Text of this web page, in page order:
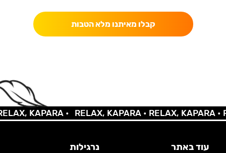
קבלו מאיתנו מלא הטבות
KAPARA • RELAX, KAPARA •RELAX, KAPARA •
עוד באתר נרגילות